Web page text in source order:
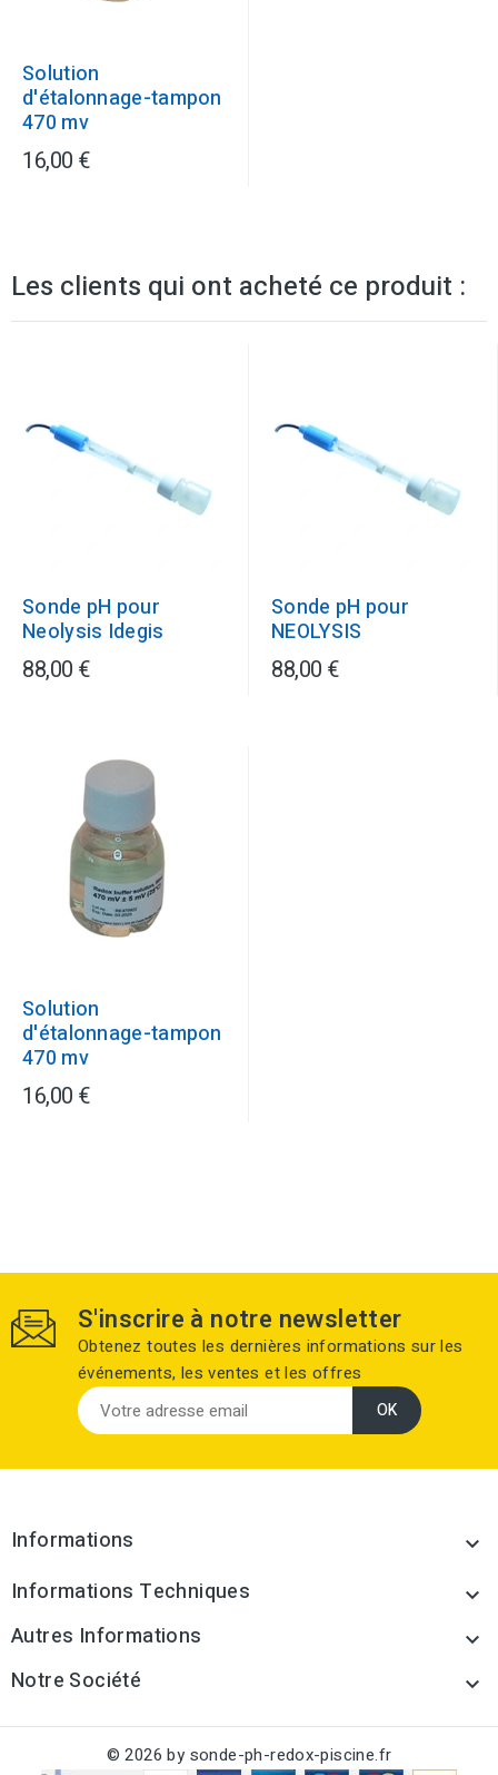
Solution
d'étalonnage-tampon
470 mv
16,00 €
Les clients qui ont acheté ce produit :
Sonde pH pour
Neolysis Idegis
88,00 €
Sonde pH pour
NEOLYSIS
88,00 €
Solution
d'étalonnage-tampon
470 mv
16,00 €
S'inscrire à notre newsletter
Obtenez toutes les dernières informations sur les
événements, les ventes et les offres
Informations 
Informations Techniques 
Autres Informations 
Notre Société 
© 2026 by sonde-ph-redox-piscine.fr